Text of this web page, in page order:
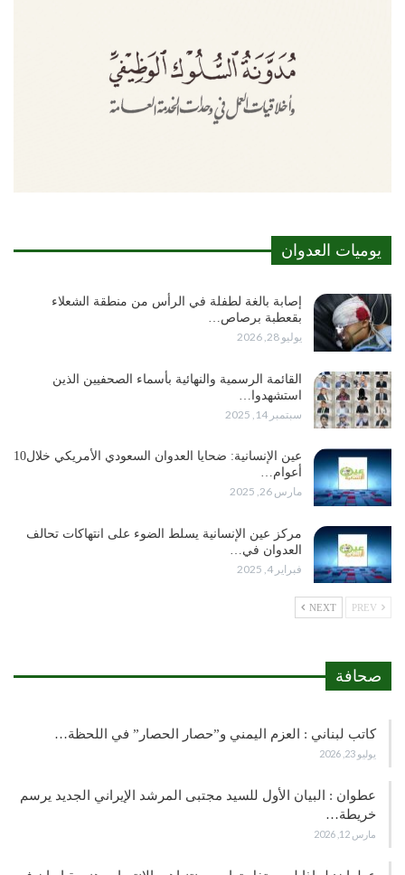
يوميات العدوان
إصابة بالغة لطفلة في الرأس من منطقة الشعلاء
بقعطبة برصاص…
يوليو 28, 2026
القائمة الرسمية والنهائية بأسماء الصحفيين الذين
استشهدوا…
سبتمبر 14, 2025
عين الإنسانية: ضحايا العدوان السعودي الأمريكي خلال10
أعوام…
مارس 26, 2025
مركز عين الإنسانية يسلط الضوء على انتهاكات تحالف
العدوان في…
فبراير 4, 2025
NEXT
صحافة
كاتب لبناني : العزم اليمني و”حصار الحصار” في اللحظة…
يوليو 23, 2026
عطوان : البيان الأول للسيد مجتبى المرشد الإيراني الجديد يرسم
خريطة…
مارس 12, 2026